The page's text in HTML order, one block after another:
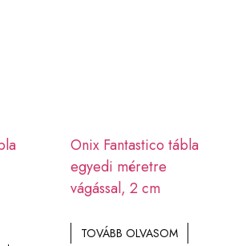
Onix Fantastico tábla
egyedi méretre
vágással, 2 cm
TOVÁBB OLVASOM